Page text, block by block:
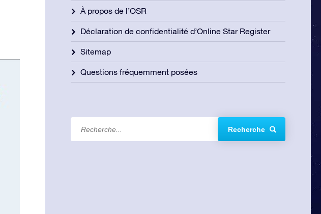
À propos de l’OSR
Déclaration de confidentialité d’Online Star Register
Sitemap
Questions fréquemment posées
Recherche